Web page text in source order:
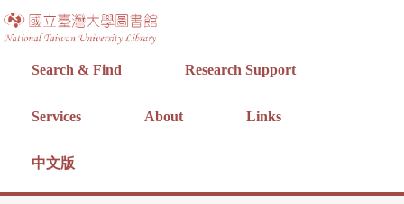
Jump to navigation
Search & Find Research Support
Services About Links
中文版